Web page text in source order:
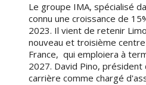
Le groupe IMA, spécialisé
connu une croissance de
2023. Il vient de retenir
nouveau et troisième
France, qui emploiera à
2027. David Pino, président
carrière comme chargé